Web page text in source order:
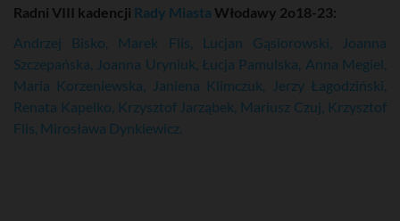
Radni VIII kadencji Rady Miasta Włodawy 2o18-23:
Andrzej Bisko, Marek Flis, Lucjan Gąsiorowski, Joanna
Szczepańska, Joanna Uryniuk, Łucja Pamulska, Anna Megiel,
Maria Korzeniewska, Janiena Klimczuk, Jerzy Łagodziński,
Renata Kapelko, Krzysztof Jarząbek, Mariusz Czuj, Krzysztof
Flis, Mirosława Dynkiewicz.